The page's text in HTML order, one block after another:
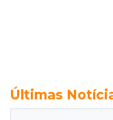
Últimas